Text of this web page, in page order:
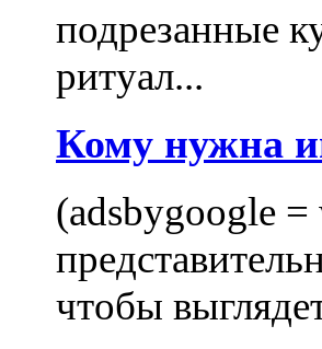
подрезанные
ритуал...
Кому нужна
(adsbygoogle
чтобы